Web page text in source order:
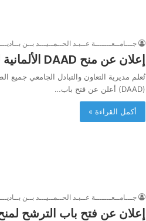
جـــامــعـــــــة عــبـد الحــمــيـــد بــن
إعلان عن منح DAAD الألمانية لسنة 2027
تُعلم مديرية التعاون والتبادل الجامعي جميع
(DAAD) أعلن عن فتح باب…
أكمل القراءة »
جـــامــعـــــــة عــبـد الحــمــيـــد بــن